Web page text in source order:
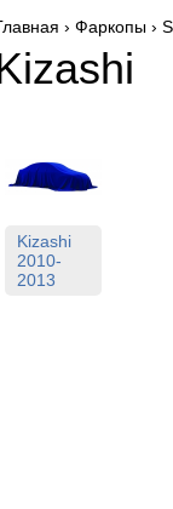
Вы здесь
› Фаркопы ›
Kizashi
2010-
2013